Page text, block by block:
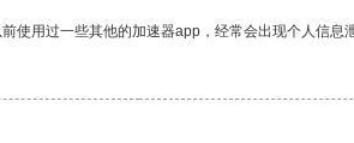
用过一些其他的加速器app，经常会出现个人信息